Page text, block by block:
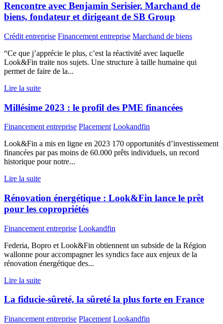
Rencontre avec Benjamin Serisier, Marchand de
biens, fondateur et dirigeant de SB Group
Crédit entreprise Financement entreprise Marchand de biens
“Ce que j’apprécie le plus, c’est la réactivité avec laquelle
Look&Fin traite nos sujets. Une structure à taille humaine qui
permet de faire de la...
Lire la suite
Millésime 2023 : le profil des PME financées
Financement entreprise Placement Lookandfin
Look&Fin a mis en ligne en 2023 170 opportunités d’investissement
financées par pas moins de 60.000 prêts individuels, un record
historique pour notre...
Lire la suite
Rénovation énergétique : Look&Fin lance le prêt
pour les copropriétés
Financement entreprise Lookandfin
Federia, Bopro et Look&Fin obtiennent un subside de la Région
wallonne pour accompagner les syndics face aux enjeux de la
rénovation énergétique des...
Lire la suite
La fiducie-sûreté, la sûreté la plus forte en France
Financement entreprise Placement Lookandfin